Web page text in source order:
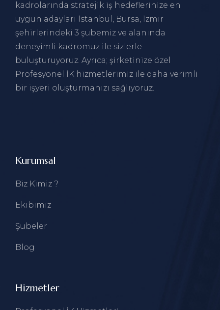
kadrolarında stratejik iş hedeflerinize en
uygun adayları İstanbul , Bursa, İzmir
şehirlerindeki 3 şubemiz ve alanında
deneyimli kadromuz ile sizlerle
buluşturuyoruz. Ayrıca; şirketinize özel
Profesyonel İK hizmetlerimiz ile daha verimli
bir işyeri oluşturmanızı sağlıyoruz.
Kurumsal
Biz Kimiz ?
Ekibimiz
Şubeler
Blog
Hizmetler